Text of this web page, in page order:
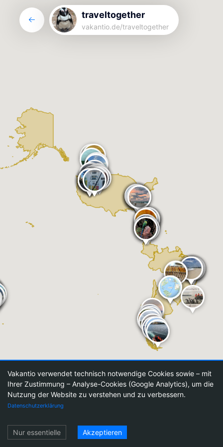
traveltogether
traveltogether
vakantio.de/traveltogether
Vakantio verwendet technisch notwendige Cookies sowie – mit
Ihrer Zustimmung – Analyse-Cookies (Google Analytics), um die
Nutzung der Website zu verstehen und zu verbessern.
Datenschutzerklärung
Nur essentielle Akzeptieren